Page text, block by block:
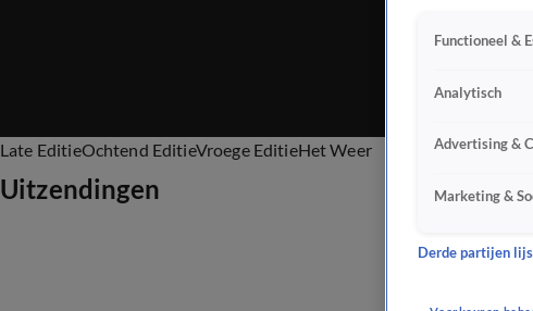
Late EditieOchtend EditieVroege EditieHet Weer
Uitzendingen
Functioneel &
Analytisch
Advertising &
Marketing &
Derde partijen